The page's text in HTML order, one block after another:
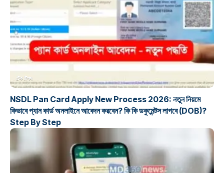
টেক টিপস
NSDL Pan Card Apply New Process 2026: নতুন নিয়মে
কিভাবে প্যান কার্ড অনলাইনে আবেদন করবেন? কি কি ডকুমেন্টস লাগবে (DOB)?
Step By Step